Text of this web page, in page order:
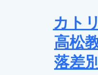
カト
高松
落差